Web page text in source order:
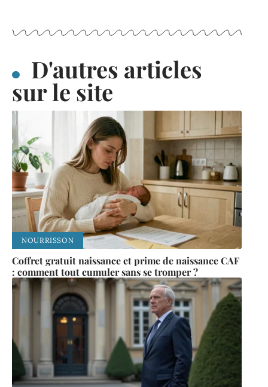
D'autres articles
sur le site
NOURRISSON
Coffret gratuit naissance et prime de naissance CAF
: comment tout cumuler sans se tromper ?